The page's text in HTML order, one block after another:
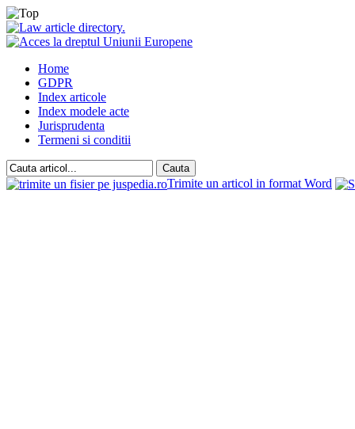
Home
GDPR
Index articole
Index modele acte
Jurisprudenta
Termeni si conditii
Trimite un articol in format Word